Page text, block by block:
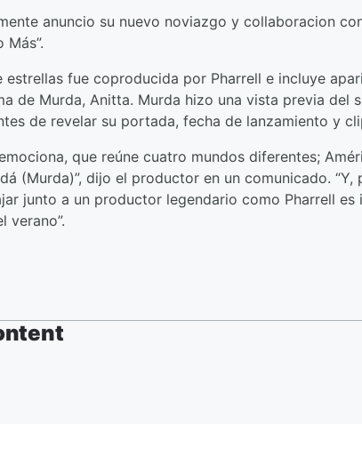
anuncio su nuevo noviazgo y collaboracion
estrellas fue coproducida por Pharrell e incluye
de Murda, Anitta. Murda hizo una vista previa del
de revelar su portada, fecha de lanzamiento y
que reúne cuatro mundos diferentes;
(Murda)”, dijo el productor en un comunicado. “Y,
junto a un productor legendario como Pharrell es
verano”.